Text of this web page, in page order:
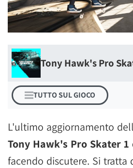
Tony Hawk's Pro
TUTTO SUL GIOCO
L'ultimo aggiornamento
Tony Hawk's Pro Skater 1
facendo discutere. Si tratta